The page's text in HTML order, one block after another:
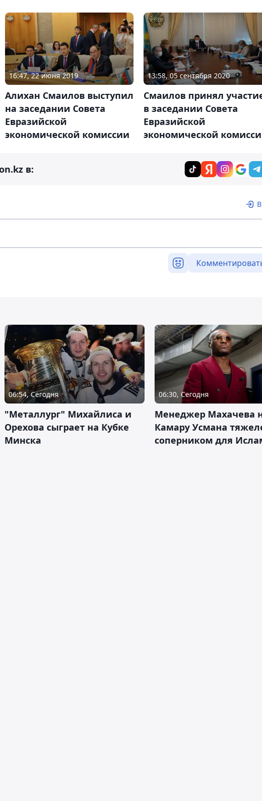
16:47, 22 июня 2019
Алихан Смаилов выступил
на заседании Совета
Евразийской
экономической комиссии
13:58, 05 сентября 2020
Смаилов принял
в заседании Совета
Евразийской
экономической
в:
06:54, Сегодня
"Металлург" Михайлиса и
Орехова сыграет на Кубке
Минска
06:30, Сегодня
Менеджер Махачева
Камару Усмана
соперником для